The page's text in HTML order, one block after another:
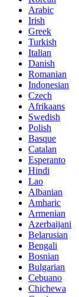
Arabic
Irish
Greek
Turkish
Italian
Danish
Romanian
Indonesian
Czech
Afrikaans
Swedish
Polish
Basque
Catalan
Esperanto
Hindi
Lao
Albanian
Amharic
Armenian
Azerbaijani
Belarusian
Bengali
Bosnian
Bulgarian
Cebuano
Chichewa